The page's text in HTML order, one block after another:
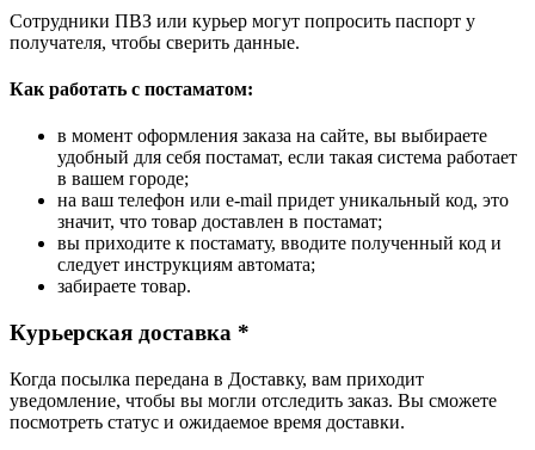
Сотрудники ПВЗ или курьер могут попросить паспорт у
получателя, чтобы сверить данные.
Как работать с постаматом:
в момент оформления заказа на сайте, вы выбираете
удобный для себя постамат, если такая система работает
в вашем городе;
на ваш телефон или e-mail придет уникальный код, это
значит, что товар доставлен в постамат;
вы приходите к постамату, вводите полученный код и
следует инструкциям автомата;
забираете товар.
Курьерская доставка *
Когда посылка передана в Доставку, вам приходит
уведомление, чтобы вы могли отследить заказ. Вы сможете
посмотреть статус и ожидаемое время доставки.